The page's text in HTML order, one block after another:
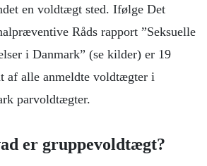
en voldtægt sted. Ifølge Det
Råds rapport ”Seksuelle
i Danmark” (se kilder) er 19
af alle anmeldte voldtægter i
parvoldtægter.
er gruppevoldtægt?